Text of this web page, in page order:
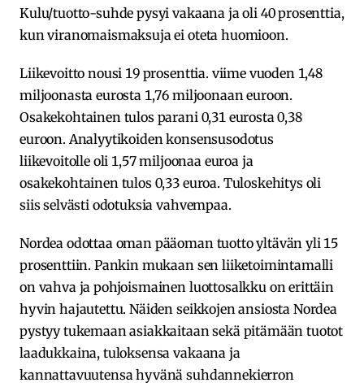
Kulu/tuotto-suhde pysyi vakaana ja oli 40 prosenttia,
kun viranomaismaksuja ei oteta huomioon.
Liikevoitto nousi 19 prosenttia. viime vuoden 1,48
miljoonasta eurosta 1,76 miljoonaan euroon.
Osakekohtainen tulos parani 0,31 eurosta 0,38
euroon. Analyytikoiden konsensusodotus
liikevoitolle oli 1,57 miljoonaa euroa ja
osakekohtainen tulos 0,33 euroa. Tuloskehitys oli
siis selvästi odotuksia vahvempaa.
Nordea odottaa oman pääoman tuotto yltävän yli 15
prosenttiin. Pankin mukaan sen liiketoimintamalli
on vahva ja pohjoismainen luottosalkku on erittäin
hyvin hajautettu. Näiden seikkojen ansiosta Nordea
pystyy tukemaan asiakkaitaan sekä pitämään tuotot
laadukkaina, tuloksensa vakaana ja
kannattavuutensa hyvänä suhdannekierron